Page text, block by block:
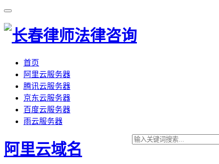
首页
阿里云服务器
腾讯云服务器
京东云服务器
百度云服务器
雨云服务器
阿里云域名